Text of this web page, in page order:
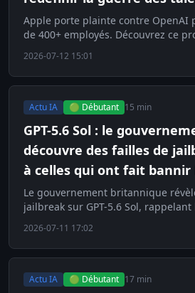
Apple porte plainte contre OpenAI
de 400+ employés. Découvrez ce
2026-07-12 15:01
Actu IA 🟢 Débutant 15 min
GPT-5.6 Sol : le
découvre des failles de
à celles qui ont fait bannir
Le gouvernement britannique
jailbreak sur GPT-5.6 Sol,
2026-07-11 17:02
Actu IA 🟢 Débutant 17 min